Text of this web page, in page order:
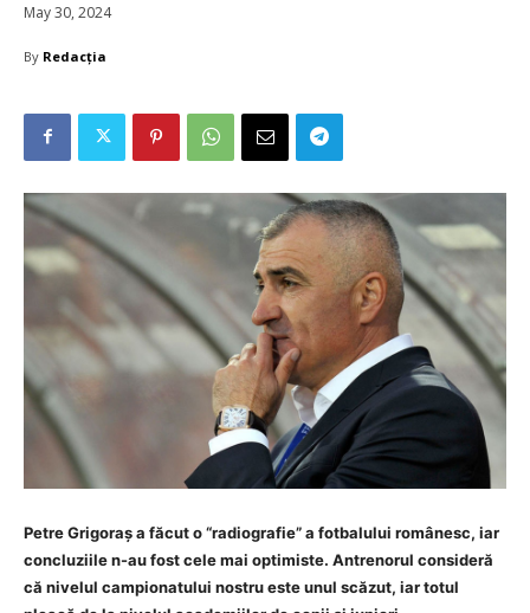
May 30, 2024
By Redacția
Petre Grigoraș a făcut o “radiografie” a fotbalului românesc, iar
concluziile n-au fost cele mai optimiste. Antrenorul consideră
că nivelul campionatului nostru este unul scăzut, iar totul